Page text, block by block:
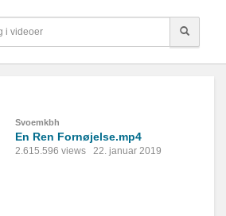
Svoemkbh
En Ren Fornøjelse.mp4
2.615.596 views 22. januar 2019